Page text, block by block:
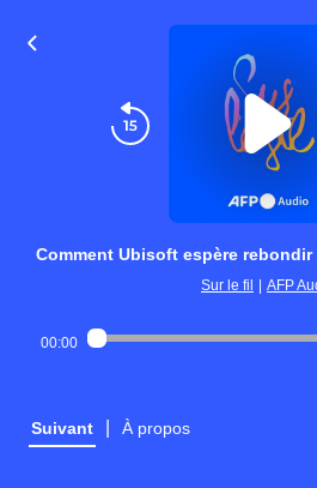
Comment Ubisoft espère
Sur le fil AFP
00:00
Suivant À propos